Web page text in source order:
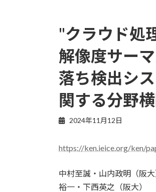
"クラウド処
解像度サー
落ち検出シ
関する分野
2024年11月12日
https://ken.ieice.org/ken/
中村至誠・山内政明（阪
裕一・下西英之（阪大）